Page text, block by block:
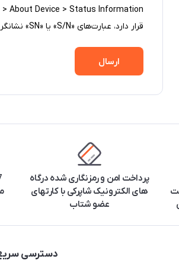
About Device > Status Information
قرار دارد، عبارت‌های «S/N» یا «SN» نشانگر سریال محصولات هستند.
ارسال
پرداخت امن و رمزنگاری شده درگاه
های الکترونیک شاپرکی با کارتهای
عضو شتاب
دسترسی